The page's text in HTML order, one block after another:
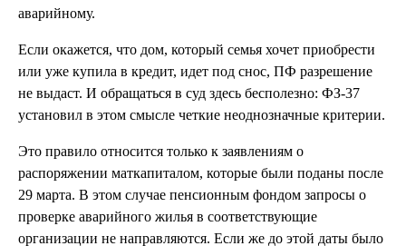
аварийному.
Если окажется, что дом, который семья хочет приобрести
или уже купила в кредит, идет под снос, ПФ разрешение
не выдаст. И обращаться в суд здесь бесполезно: ФЗ-37
установил в этом смысле четкие неоднозначные критерии.
Это правило относится только к заявлениям о
распоряжении маткапиталом, которые были поданы после
29 марта. В этом случае пенсионным фондом запросы о
проверке аварийного жилья в соответствующие
организации не направляются. Если же до этой даты было